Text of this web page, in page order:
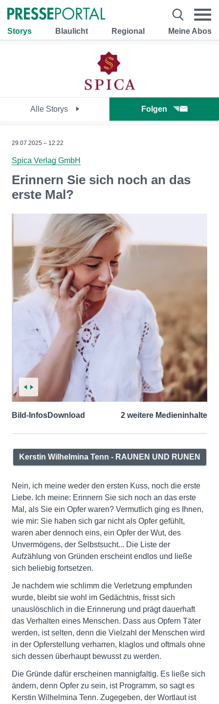
Storys Blaulicht Regional Meine Abos
Alle Storys Folgen
29.07.2025 – 12:22
Spica Verlag GmbH
Erinnern Sie sich noch an das
erste Mal?
Bild-InfosDownload 2 weitere Medieninhalte
Kerstin Wilhelmina Tenn - RAUNEN UND RUNEN
Nein, ich meine weder den ersten Kuss, noch die erste
Liebe. Ich meine: Erinnern Sie sich noch an das erste
Mal, als Sie ein Opfer waren? Vermutlich ging es Ihnen,
wie mir: Sie haben sich gar nicht als Opfer gefühlt,
waren aber dennoch eins, ein Opfer der Wut, des
Unvermögens, der Selbstsucht... Die Liste der
Aufzählung von Gründen erscheint endlos und ließe
sich beliebig fortsetzen.
Je nachdem wie schlimm die Verletzung empfunden
wurde, bleibt sie wohl im Gedächtnis, frisst sich
unauslöschlich in die Erinnerung und prägt dauerhaft
das Verhalten eines Menschen. Dass aus Opfern Täter
werden, ist selten, denn die Vielzahl der Menschen wird
in der Opferstellung verharren, klaglos und oftmals ohne
sich dessen überhaupt bewusst zu werden.
Die Gründe dafür erscheinen mannigfaltig. Es ließe sich
ändern, denn Opfer zu sein, ist Programm, so sagt es
Kerstin Wilhelmina Tenn. Zugegeben, der Wortlaut ist